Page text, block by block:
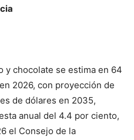
y chocolate se estima en 64
2026, con proyección de
de dólares en 2035,
anual del 4.4 por ciento,
el Consejo de la